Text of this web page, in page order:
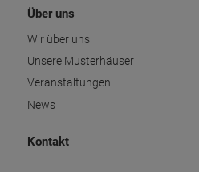
Über uns
Wir über uns
Unsere Musterhäuser
Veranstaltungen
News
Kontakt